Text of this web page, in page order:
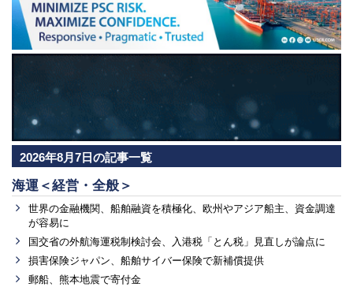
2026年8月7日の記事一覧
海運＜経営・全般＞
世界の金融機関、船舶融資を積極化、欧州やアジア船主、資金調達
が容易に
国交省の外航海運税制検討会、入港税「とん税」見直しが論点に
損害保険ジャパン、船舶サイバー保険で新補償提供
郵船、熊本地震で寄付金